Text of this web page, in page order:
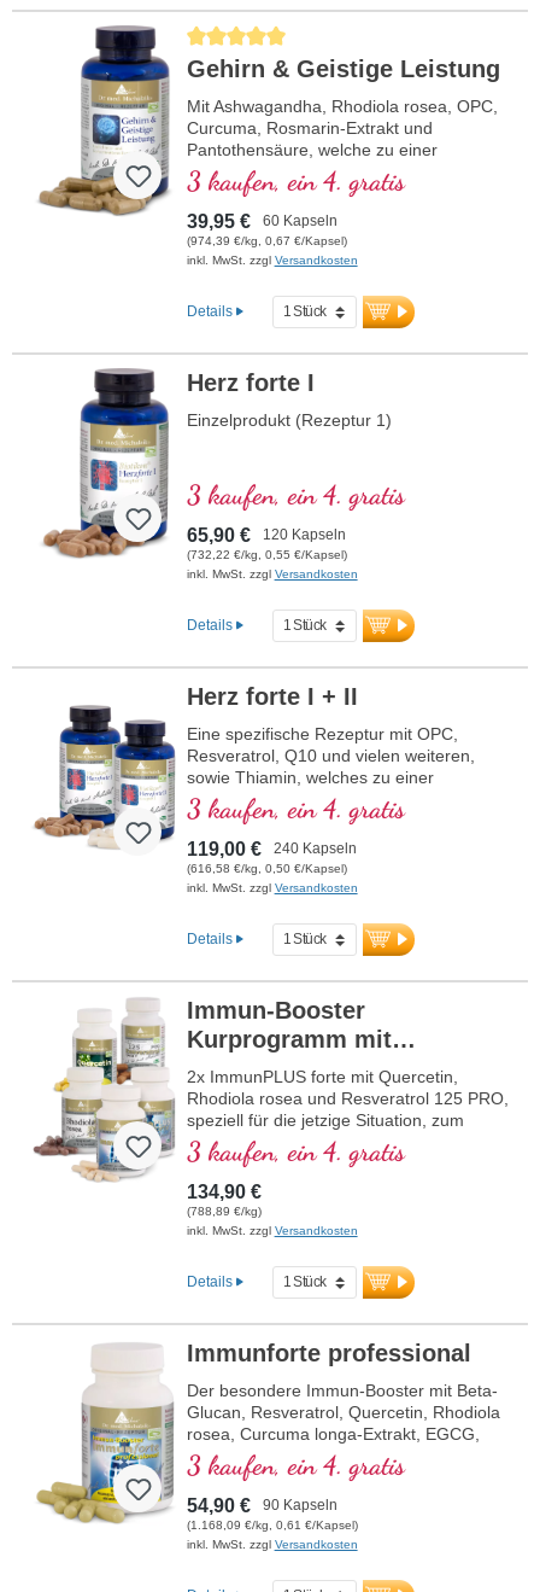
Durchschnittliche Bewertung von 5 von 5 Sternen
Gehirn & Geistige Leistung
Mit Ashwagandha, Rhodiola rosea, OPC,
Curcuma, Rosmarin-Extrakt und
Pantothensäure, welche zu einer
normalen geistigen Leistungsfähigkeit
beiträgt und an der Synthese und dem
Stoffwechsel einiger Neurotransmitter
beteiligt ist. B-Vitamine bioaktiv!
3 kaufen, ein 4. gratis
39,95 € 60 Kapseln
(974,39 €/kg, 0,67 €/Kapsel)
inkl. MwSt. zzgl Versandkosten
Details
Herz forte I
Einzelprodukt (Rezeptur 1)
3 kaufen, ein 4. gratis
65,90 € 120 Kapseln
(732,22 €/kg, 0,55 €/Kapsel)
inkl. MwSt. zzgl Versandkosten
Details
Herz forte I + II
Eine spezifische Rezeptur mit OPC,
Resveratrol, Q10 und vielen weiteren,
sowie Thiamin, welches zu einer
normalen Herzfunktion beiträgt. (Rezeptur
1 und Rezeptur 2)
3 kaufen, ein 4. gratis
119,00 € 240 Kapseln
(616,58 €/kg, 0,50 €/Kapsel)
inkl. MwSt. zzgl Versandkosten
Details
Immun-Booster
Kurprogramm mit
Quercetin + Resveratrol
2x ImmunPLUS forte mit Quercetin,
Rhodiola rosea und Resveratrol 125 PRO,
speziell für die jetzige Situation, zum
Vorteilspreis. Mit Selen, Zink, den
Vitaminen C und D, welche zur Förderung
der normalen Funktion eines gesunden
Immunsystems beitragen.
3 kaufen, ein 4. gratis
134,90 €
(788,89 €/kg)
inkl. MwSt. zzgl Versandkosten
Details
Immunforte professional
Der besondere Immun-Booster mit Beta-
Glucan, Resveratrol, Quercetin, Rhodiola
rosea, Curcuma longa-Extrakt, EGCG,
und Piperin-Extrakt. Vitamin D3, Vitamin
C, Selen und Zink tragen zu einer
normalen Funktion des Immunsystems
bei.
3 kaufen, ein 4. gratis
54,90 € 90 Kapseln
(1.168,09 €/kg, 0,61 €/Kapsel)
inkl. MwSt. zzgl Versandkosten